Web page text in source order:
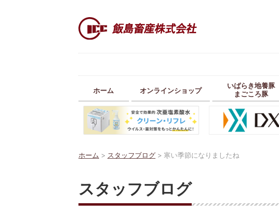
ホーム オンラインショップ
いばらき地養豚
まごころ豚
ホーム > スタッフブログ > 寒い季節になりましたね
スタッフブログ